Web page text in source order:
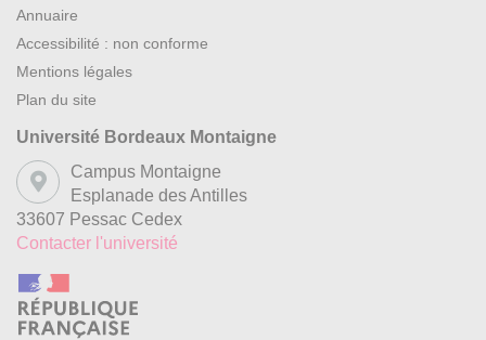
Annuaire
Accessibilité : non conforme
Mentions légales
Plan du site
Université Bordeaux Montaigne
Campus Montaigne
Esplanade des Antilles
33607 Pessac Cedex
Contacter l'université